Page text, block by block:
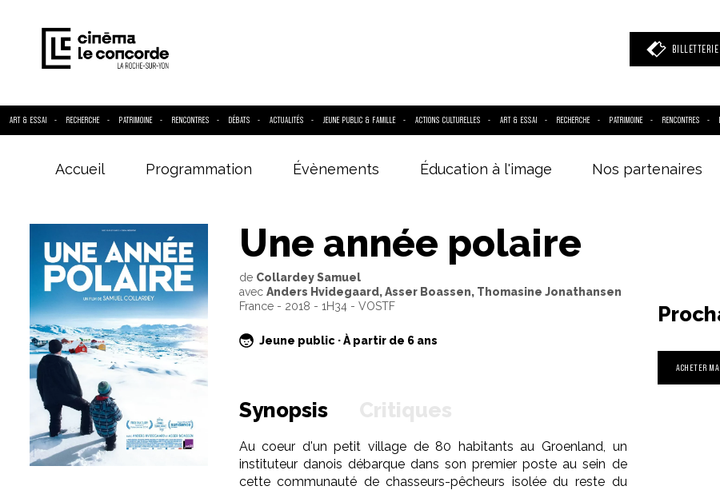
BILLETTERIE
ART & ESSAI RECHERCHE PATRIMOINE RENCONTRES DÉBATS ACTUALITÉS JEUNE PUBLIC & FAMILLE ACTIONS CULTURELLES ART & ESSAI RECHERCHE PATRIMOINE RENCONTRES
Accueil Programmation Évènements Éducation à l'image Nos partenaires
Une année polaire
de Collardey Samuel
avec Anders Hvidegaard, Asser Boassen, Thomasine Jonathansen
France - 2018 - 1H34 - VOSTF
Jeune public · À partir de 6 ans
Synopsis
Au coeur d'un petit village de 80 habitants au Groenland, un
instituteur danois débarque dans son premier poste au sein de
cette communauté de chasseurs-pêcheurs isolée du reste du
ACHETER